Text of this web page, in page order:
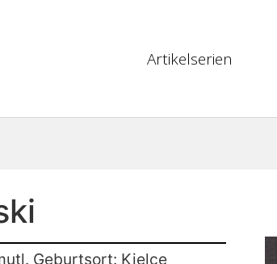
Artikelserien
Geburtsort: Kielce